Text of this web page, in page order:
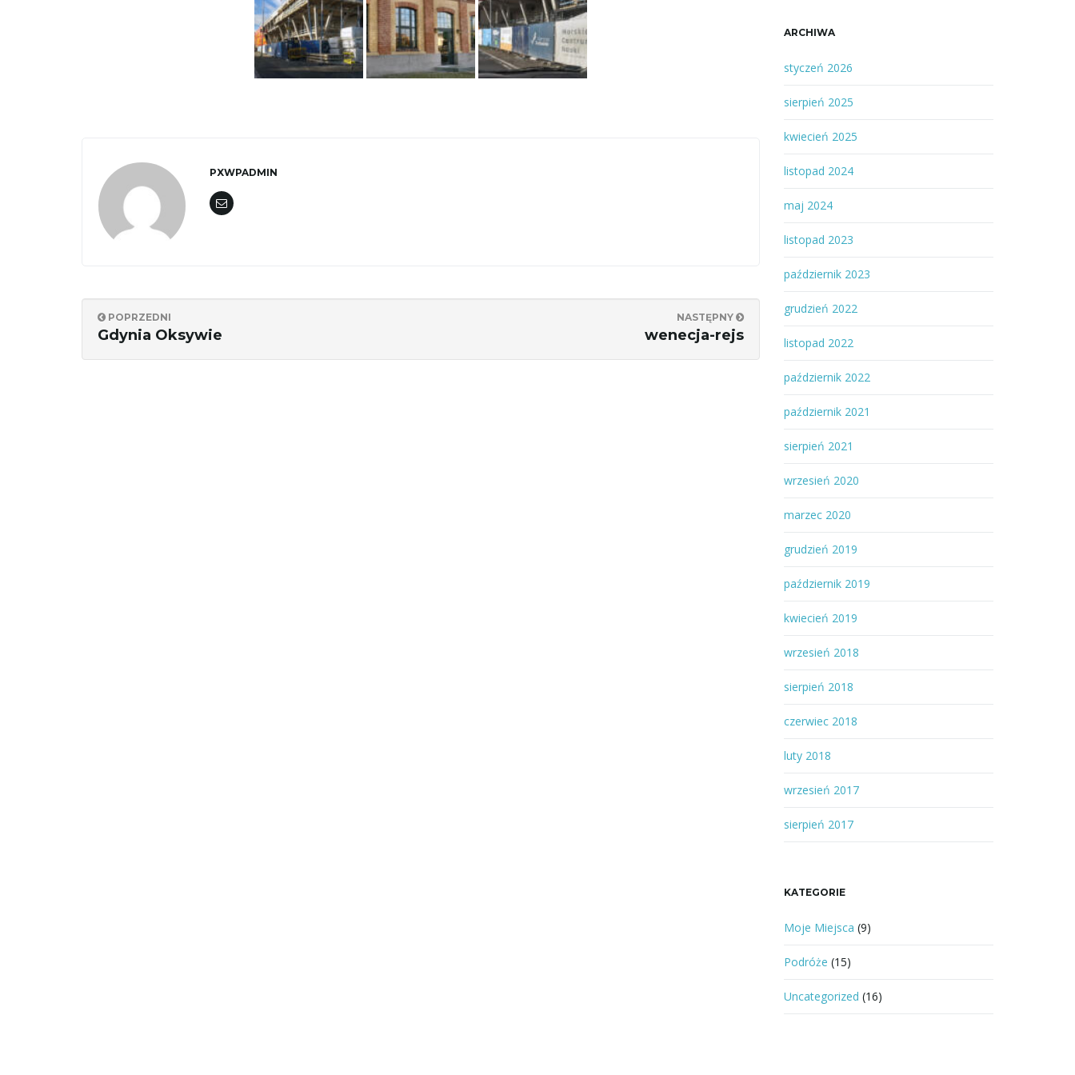
PXWPADMIN
POPRZEDNI
Gdynia Oksywie
NASTĘPNY
wenecja-rejs
ARCHIWA
styczeń 2026
sierpień 2025
kwiecień 2025
listopad 2024
maj 2024
listopad 2023
październik 2023
grudzień 2022
listopad 2022
październik 2022
październik 2021
sierpień 2021
wrzesień 2020
marzec 2020
grudzień 2019
październik 2019
kwiecień 2019
wrzesień 2018
sierpień 2018
czerwiec 2018
luty 2018
wrzesień 2017
sierpień 2017
KATEGORIE
Moje Miejsca (9)
Podróże (15)
Uncategorized (16)